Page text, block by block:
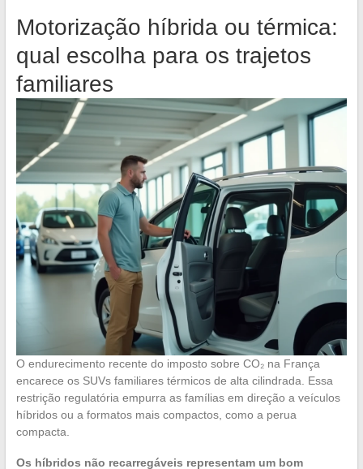
Motorização híbrida ou térmica:
qual escolha para os trajetos
familiares
O endurecimento recente do imposto sobre CO₂ na França
encarece os SUVs familiares térmicos de alta cilindrada. Essa
restrição regulatória empurra as famílias em direção a veículos
híbridos ou a formatos mais compactos, como a perua
compacta.
Os híbridos não recarregáveis representam um bom